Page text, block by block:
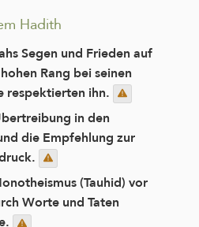
Hadith
Segen und Frieden auf
Rang bei seinen
respektierten ihn.
in den
die Empfehlung zur
(Tauhid) vor
Worte und Taten